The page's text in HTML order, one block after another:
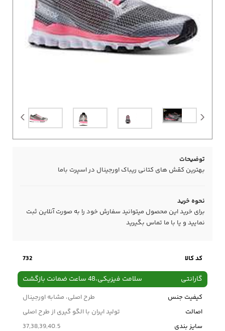
توضیحات
بهترین کقش های کتانی ریباک اورجینال در اسپرت باما
نحوه خرید
برای خرید این محصول میتوانید سفارش خود را به صورت آنلاین ثبت
نمایید و یا با ما تماس بگیرید
کد کالا 732
گارانتی سلامت فیزیکی،48 ساعت ضمانت بازگشت
کیفیت جنس
طرح اصلی، مشابه اورجینال
اصالت
تولید ایران با الگو گیری از طرح اصلی
سایز بندی
37,38,39,40.5